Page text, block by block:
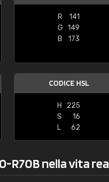
R
141
G
149
B
173
CODICE HSL
H
225
S
16
L
62
R70B nella vita